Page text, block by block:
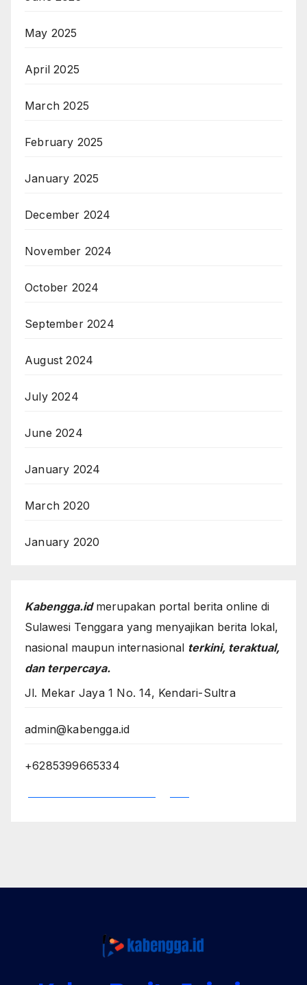
May 2025
April 2025
March 2025
February 2025
January 2025
December 2024
November 2024
October 2024
September 2024
August 2024
July 2024
June 2024
January 2024
March 2020
January 2020
Kabengga.idmerupakan portal berita online di
Sulawesi Tenggara yang menyajikan berita lokal,
nasional maupun internasional terkini, teraktual,
dan terpercaya.
Jl. Mekar Jaya 1 No. 14, Kendari-Sultra
admin@kabengga.id
+6285399665334